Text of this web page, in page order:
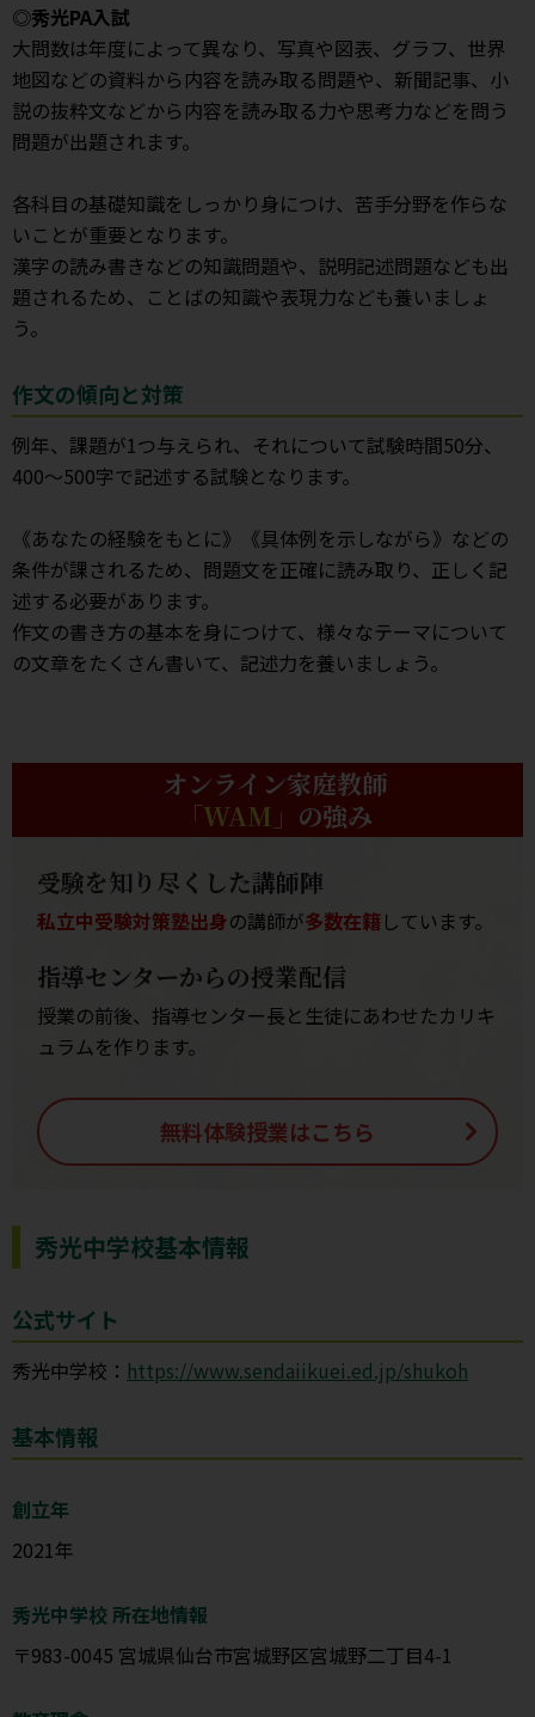
◎秀光PA入試
大問数は年度によって異なり、写真や図表、グラフ、世界
地図などの資料から内容を読み取る問題や、新聞記事、小
説の抜粋文などから内容を読み取る力や思考力などを問う
問題が出題されます。
各科目の基礎知識をしっかり身につけ、苦手分野を作らな
いことが重要となります。
漢字の読み書きなどの知識問題や、説明記述問題なども出
題されるため、ことばの知識や表現力なども養いましょ
う。
作文の傾向と対策
例年、課題が1つ与えられ、それについて試験時間50分、
400～500字で記述する試験となります。
《あなたの経験をもとに》《具体例を示しながら》などの
条件が課されるため、問題文を正確に読み取り、正しく記
述する必要があります。
作文の書き方の基本を身につけて、様々なテーマについて
の文章をたくさん書いて、記述力を養いましょう。
オンライン家庭教師
「WAM」 の強み
受験を知り尽くした講師陣
私立中受験対策塾出身の講師が多数在籍しています。
指導センターからの授業配信
授業の前後、指導センター長と生徒にあわせたカリキ
ュラムを作ります。
無料体験授業はこちら
秀光中学校基本情報
公式サイト
秀光中学校： https://www.sendaiikuei.ed.jp/shukoh
基本情報
創立年
2021年
秀光中学校 所在地情報
〒983-0045 宮城県仙台市宮城野区宮城野二丁目4-1